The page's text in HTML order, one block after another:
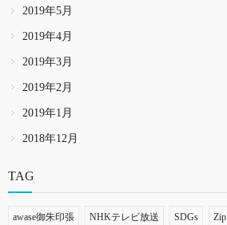
2019年5月
2019年4月
2019年3月
2019年2月
2019年1月
2018年12月
TAG
awase御朱印張 NHKテレビ放送 SDGs Zip